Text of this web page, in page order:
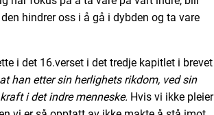
hindrer oss i å gå i dybden og ta vare
i det 16.verset i det tredje kapitlet i brevet
han etter sin herlighets rikdom, ved sin
i det indre menneske. Hvis vi ikke pleier